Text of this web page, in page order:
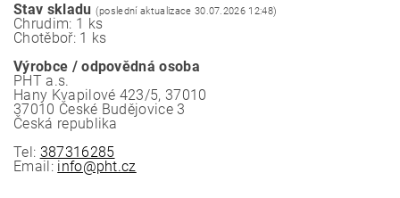
Stav skladu (poslední aktualizace 30.07.2026 12:48)
Chrudim: 1 ks
Chotěboř: 1 ks
Výrobce / odpovědná osoba
PHT a.s.
Hany Kvapilové 423/5, 37010
37010 České Budějovice 3
Česká republika
Tel: 387316285
Email: info@pht.cz